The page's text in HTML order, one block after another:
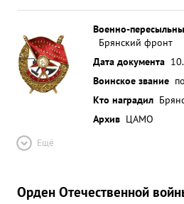
Военно-
Брянский фронт
Дата документа
Воинское звание
Кто наградил
Архив ЦАМО
Ещё
Орден Отечественной